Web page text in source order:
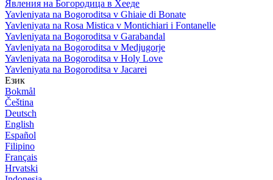
Явления на Богородица в Хееде
Yavleniyata na Bogoroditsa v Ghiaie di Bonate
Yavleniyata na Rosa Mistica v Montichiari i Fontanelle
Yavleniyata na Bogoroditsa v Garabandal
Yavleniyata na Bogoroditsa v Medjugorje
Yavleniyata na Bogoroditsa v Holy Love
Yavleniyata na Bogoroditsa v Jacarei
Език
Bokmål
Čeština
Deutsch
English
Español
Filipino
Français
Hrvatski